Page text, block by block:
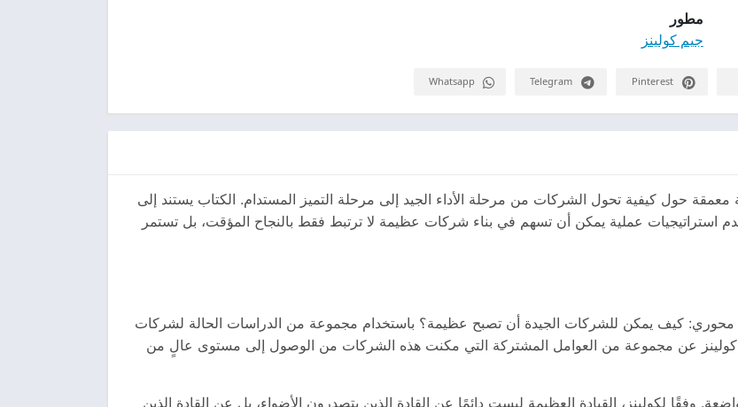
مطور
جيم كولينز
Pinterest
Telegram
Whatsapp
حول كيفية تحول الشركات من مرحلة الأداء الجيد إلى مرحلة التميز المستدام. الكتاب يستند إلى
عملية يمكن أن تسهم في بناء شركات عظيمة لا ترتبط فقط بالنجاح المؤقت، بل تستمر
محوري: كيف يمكن للشركات الجيدة أن تصبح عظيمة؟ باستخدام مجموعة من الدراسات الحالة لشركات
عن مجموعة من العوامل المشتركة التي مكنت هذه الشركات من الوصول إلى مستوى عالٍ من
وفقًا لكولينز، القيادة العظيمة ليست دائمًا عن القادة الذين يتصدرون الأضواء، بل عن القادة الذين